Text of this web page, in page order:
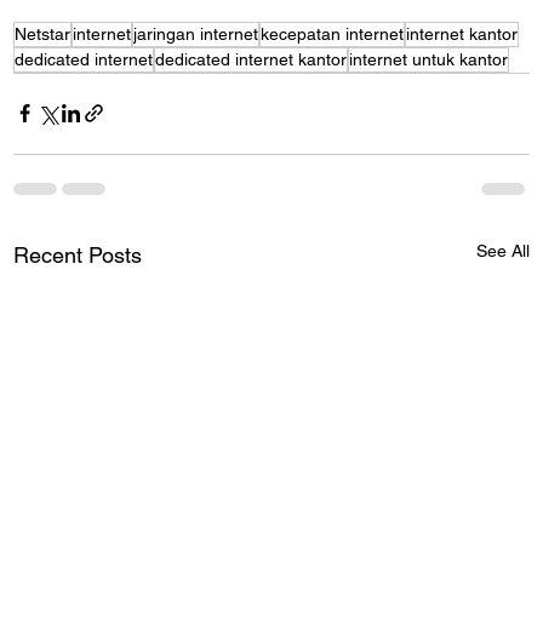
Netstarinternetjaringan internetkecepatan internetinternet kantor
dedicated internetdedicated internet kantorinternet untuk kantor
Recent Posts See All